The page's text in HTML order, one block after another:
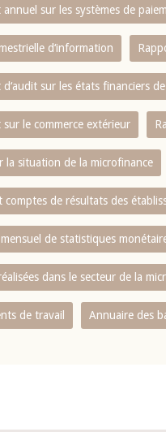
annuel sur les systèmes de
d‘information
sur les états financiers
sur le commerce extérieur
la situation de la microfinance
comptes de résultats des
de statistiques
dans le secteur de la
de travail Annuaire des